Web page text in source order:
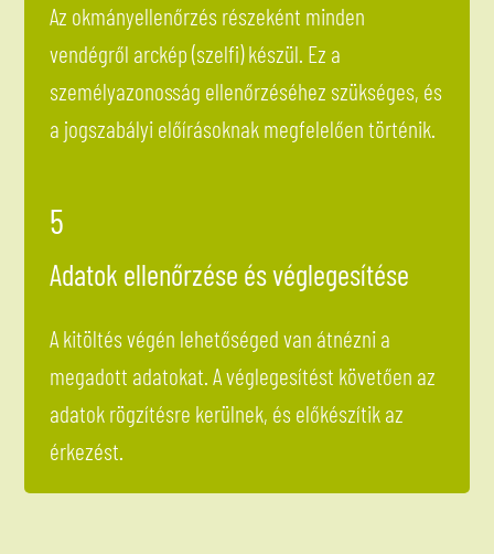
Az okmányellenőrzés részeként minden
vendégről arckép (szelfi) készül. Ez a
személyazonosság ellenőrzéséhez szükséges, és
a jogszabályi előírásoknak megfelelően történik.
5
Adatok ellenőrzése és véglegesítése
A kitöltés végén lehetőséged van átnézni a
megadott adatokat. A véglegesítést követően az
adatok rögzítésre kerülnek, és előkészítik az
érkezést.